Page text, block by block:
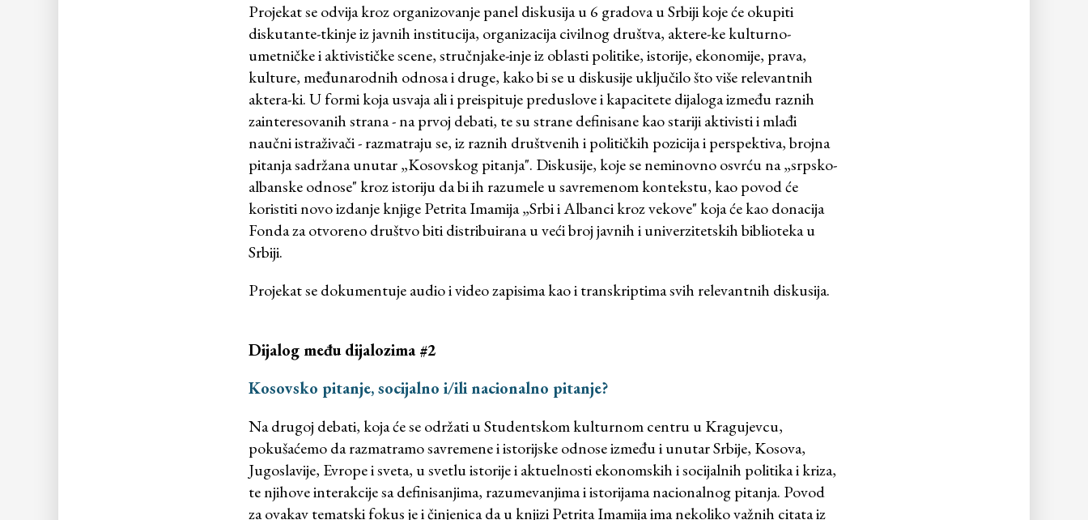
Projekat se odvija kroz organizovanje panel diskusija u 6 gradova u Srbiji koje će okupiti
diskutante-tkinje iz javnih institucija, organizacija civilnog društva, aktere-ke kulturno-
umetničke i aktivističke scene, stručnjake-inje iz oblasti politike, istorije, ekonomije, prava,
kulture, međunarodnih odnosa i druge, kako bi se u diskusije uključilo što više relevantnih
aktera-ki. U formi koja usvaja ali i preispituje preduslove i kapacitete dijaloga između raznih
zainteresovanih strana - na prvoj debati, te su strane definisane kao stariji aktivisti i mlađi
naučni istraživači - razmatraju se, iz raznih društvenih i političkih pozicija i perspektiva, brojna
pitanja sadržana unutar „Kosovskog pitanja". Diskusije, koje se neminovno osvrću na „srpsko-
albanske odnose" kroz istoriju da bi ih razumele u savremenom kontekstu, kao povod će
koristiti novo izdanje knjige Petrita Imamija „Srbi i Albanci kroz vekove" koja će kao donacija
Fonda za otvoreno društvo biti distribuirana u veći broj javnih i univerzitetskih biblioteka u
Srbiji.
Projekat se dokumentuje audio i video zapisima kao i transkriptima svih relevantnih diskusija.
Dijalog među dijalozima #2
Kosovsko pitanje, socijalno i/ili nacionalno pitanje?
Na drugoj debati, koja će se održati u Studentskom kulturnom centru u Kragujevcu,
pokušaćemo da razmatramo savremene i istorijske odnose između i unutar Srbije, Kosova,
Jugoslavije, Evrope i sveta, u svetlu istorije i aktuelnosti ekonomskih i socijalnih politika i kriza,
te njihove interakcije sa definisanjima, razumevanjima i istorijama nacionalnog pitanja. Povod
za ovakav tematski fokus je i činjenica da u knjizi Petrita Imamija ima nekoliko važnih citata iz